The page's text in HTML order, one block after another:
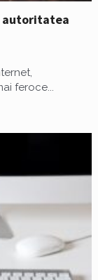
autoritatea
feroce...